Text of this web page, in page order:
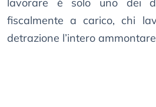
lavorare è solo uno dei
fiscalmente a carico, chi
detrazione l’intero